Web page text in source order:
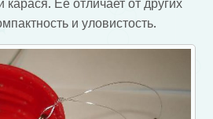
карася. Ее отличает от других
и уловистость.